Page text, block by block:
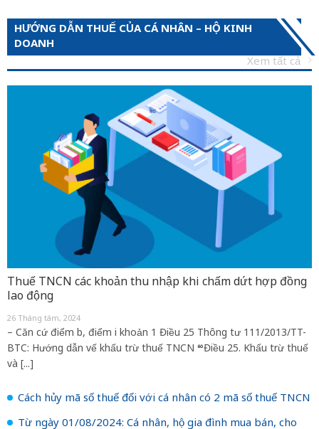
HƯỚNG DẪN THUẾ CỦA CÁ NHÂN – HỘ KINH
DOANH
Xem tất cả
Thuế TNCN các khoản thu nhập khi chấm dứt hợp đồng
lao động
26 Tháng tám, 2024
– Căn cứ điểm b, điểm i khoản 1 Điều 25 Thông tư 111/2013/TT-
BTC: Hướng dẫn vế khấu trừ thuế TNCN “Điều 25. Khấu trừ thuế
và [...]
Cách hủy mã số thuế đối với cá nhân có 2 mã số thuế TNCN
Từ ngày 01/08/2024: Cá nhân, hộ gia đình mua bán, cho